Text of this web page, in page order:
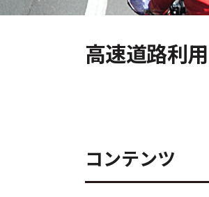
高速道路利用
コンテンツ